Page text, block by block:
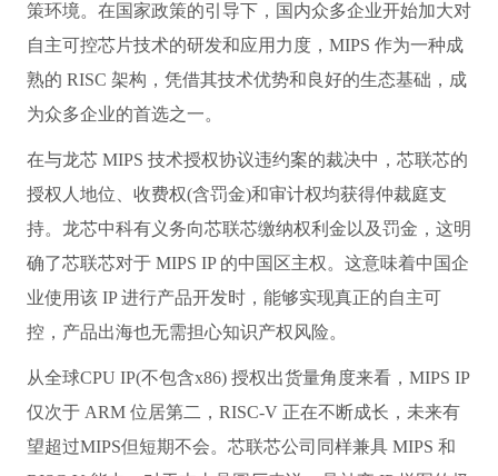
策环境。在国家政策的引导下，国内众多企业开始加大对
自主可控芯片技术的研发和应用力度，MIPS 作为一种成
熟的 RISC 架构，凭借其技术优势和良好的生态基础，成
为众多企业的首选之一。
在与龙芯 MIPS 技术授权协议违约案的裁决中，芯联芯的
授权人地位、收费权(含罚金)和审计权均获得仲裁庭支
持。龙芯中科有义务向芯联芯缴纳权利金以及罚金，这明
确了芯联芯对于 MIPS IP 的中国区主权。这意味着中国企
业使用该 IP 进行产品开发时，能够实现真正的自主可
控，产品出海也无需担心知识产权风险。
从全球CPU IP(不包含x86) 授权出货量角度来看，MIPS IP
仅次于 ARM 位居第二，RISC-V 正在不断成长，未来有
望超过MIPS但短期不会。芯联芯公司同样兼具 MIPS 和